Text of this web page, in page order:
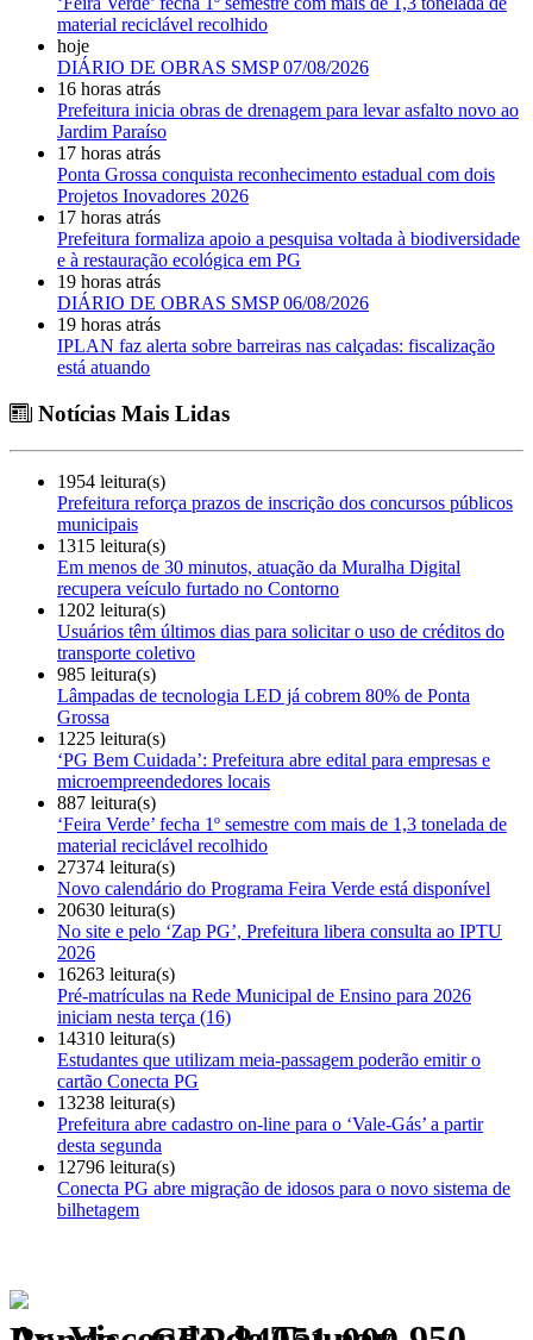
material reciclável recolhido
hoje
DIÁRIO DE OBRAS SMSP 07/08/2026
16 horas atrás
Prefeitura inicia obras de drenagem para levar asfalto novo ao
Jardim Paraíso
17 horas atrás
Ponta Grossa conquista reconhecimento estadual com dois
Projetos Inovadores 2026
17 horas atrás
Prefeitura formaliza apoio a pesquisa voltada à biodiversidade
e à restauração ecológica em PG
19 horas atrás
DIÁRIO DE OBRAS SMSP 06/08/2026
19 horas atrás
IPLAN faz alerta sobre barreiras nas calçadas: fiscalização
está atuando
Notícias Mais Lidas
1954 leitura(s)
Prefeitura reforça prazos de inscrição dos concursos públicos
municipais
1315 leitura(s)
Em menos de 30 minutos, atuação da Muralha Digital
recupera veículo furtado no Contorno
1202 leitura(s)
Usuários têm últimos dias para solicitar o uso de créditos do
transporte coletivo
985 leitura(s)
Lâmpadas de tecnologia LED já cobrem 80% de Ponta
Grossa
1225 leitura(s)
‘PG Bem Cuidada’: Prefeitura abre edital para empresas e
microempreendedores locais
887 leitura(s)
‘Feira Verde’ fecha 1º semestre com mais de 1,3 tonelada de
material reciclável recolhido
27374 leitura(s)
Novo calendário do Programa Feira Verde está disponível
20630 leitura(s)
No site e pelo ‘Zap PG’, Prefeitura libera consulta ao IPTU
2026
16263 leitura(s)
Pré-matrículas na Rede Municipal de Ensino para 2026
iniciam nesta terça (16)
14310 leitura(s)
Estudantes que utilizam meia-passagem poderão emitir o
cartão Conecta PG
13238 leitura(s)
Prefeitura abre cadastro on-line para o ‘Vale-Gás’ a partir
desta segunda
12796 leitura(s)
Conecta PG abre migração de idosos para o novo sistema de
bilhetagem